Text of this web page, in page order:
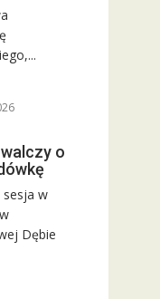
o
sesja w
Dębie